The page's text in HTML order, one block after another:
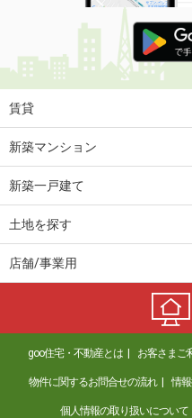
賃貸
新築マンション
新築一戸建て
土地を探す
店舗/事業用
goo住宅・不動産とは お客さまご
物件に関するお問合せの流れ 情
個人情報の取り扱いについて